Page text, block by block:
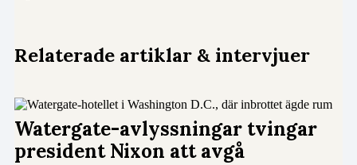
Relaterade artiklar & intervjuer
Watergate-avlyssningar tvingar
president Nixon att avgå